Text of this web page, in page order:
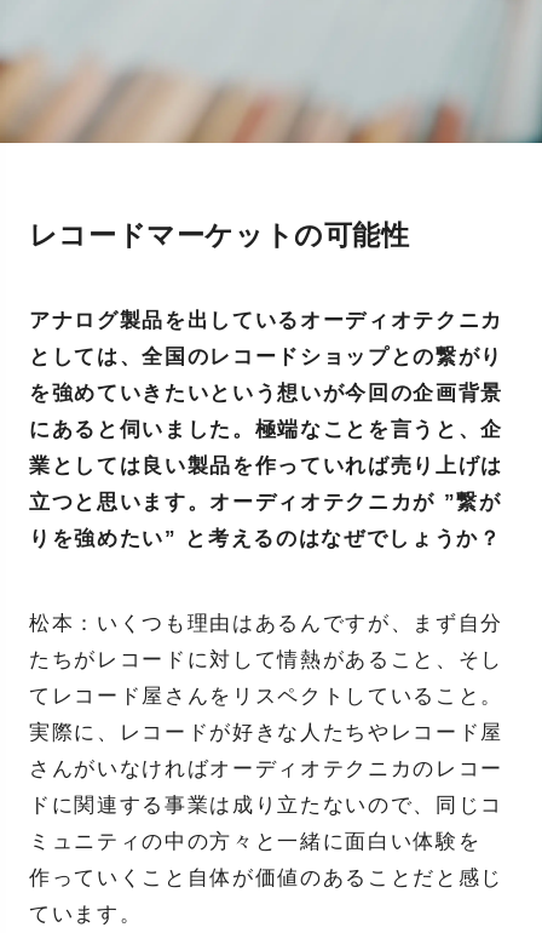
レコードマーケットの可能性
アナログ製品を出しているオーディオテクニカ
としては、全国のレコードショップとの繋がり
を強めていきたいという想いが今回の企画背景
にあると伺いました。極端なことを言うと、企
業としては良い製品を作っていれば売り上げは
立つと思います。オーディオテクニカが ”繋が
りを強めたい” と考えるのはなぜでしょうか？
松本：いくつも理由はあるんですが、まず自分
たちがレコードに対して情熱があること、そし
てレコード屋さんをリスペクトしていること。
実際に、レコードが好きな人たちやレコード屋
さんがいなければオーディオテクニカのレコー
ドに関連する事業は成り立たないので、同じコ
ミュニティの中の方々と一緒に面白い体験を
作っていくこと自体が価値のあることだと感じ
ています。